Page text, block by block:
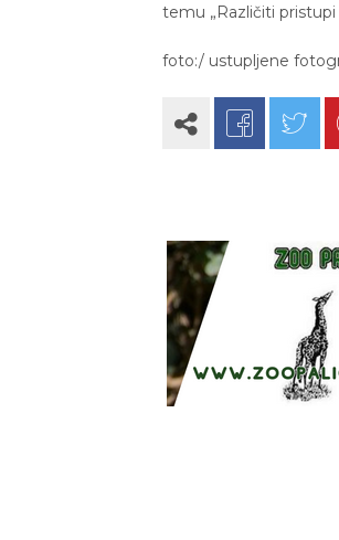
temu „Različiti
foto:/ ustupljene